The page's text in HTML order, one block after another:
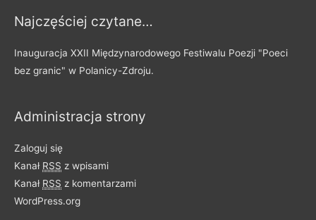
p
e
Najczęściej czytane…
Inauguracja XXII Międzynarodowego Festiwalu Poezji "Poeci
bez granic" w Polanicy-Zdroju.
Administracja strony
Zaloguj się
Kanał RSS z wpisami
Kanał RSS z komentarzami
WordPress.org